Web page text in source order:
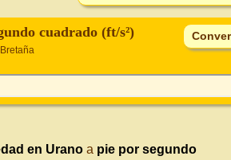
cuadrado (ft/s²)
en Urano a pie por segundo